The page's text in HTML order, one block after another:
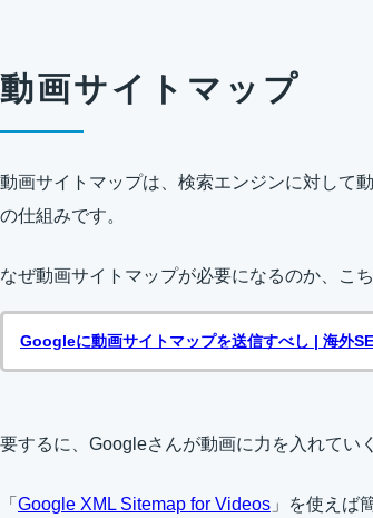
動画サイトマップ
動画サイトマップは、検索エンジンに対して
の仕組みです。
なぜ動画サイトマップが必要になるのか、こ
Googleに動画サイトマップを送信すべし | 海外
要するに、Googleさんが動画に力を入れてい
「 Google XML Sitemap for Videos 」を使えば